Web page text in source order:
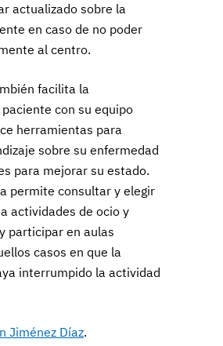
actualizado sobre la
en caso de no poder
al centro.
facilita la
con su equipo
herramientas para
sobre su enfermedad
para mejorar su estado.
permite consultar y elegir
actividades de ocio y
participar en aulas
casos en que la
interrumpido la actividad
Jiménez Díaz.